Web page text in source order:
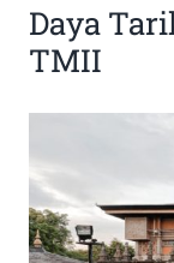
Daya
TMII